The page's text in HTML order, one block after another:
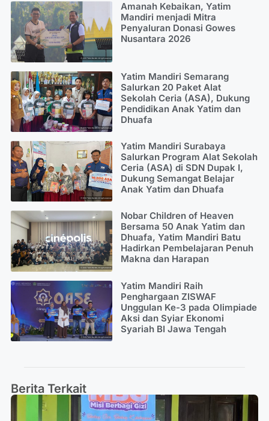
Amanah Kebaikan, Yatim
Mandiri menjadi Mitra
Penyaluran Donasi Gowes
Nusantara 2026
Yatim Mandiri Semarang
Salurkan 20 Paket Alat
Sekolah Ceria (ASA), Dukung
Pendidikan Anak Yatim dan
Dhuafa
Yatim Mandiri Surabaya
Salurkan Program Alat Sekolah
Ceria (ASA) di SDN Dupak I,
Dukung Semangat Belajar
Anak Yatim dan Dhuafa
Nobar Children of Heaven
Bersama 50 Anak Yatim dan
Dhuafa, Yatim Mandiri Batu
Hadirkan Pembelajaran Penuh
Makna dan Harapan
Yatim Mandiri Raih
Penghargaan ZISWAF
Unggulan Ke-3 pada Olimpiade
Aksi dan Syiar Ekonomi
Syariah BI Jawa Tengah
Berita Terkait